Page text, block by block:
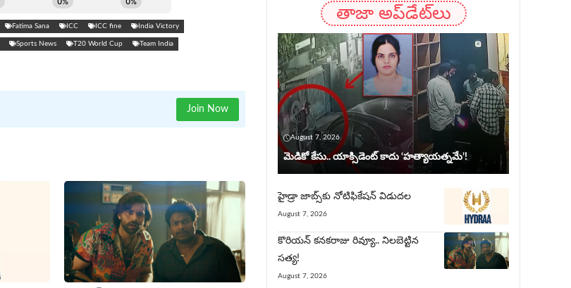
Fatima Sana ICC ICC fine India Victory
Sports News T20 World Cup Team India
Join Now
తాజా అప్‌డేట్‌లు
August 7, 2026
మెడికో కేసు.. యాక్సిడెంట్ కాదు ‘హత్యాయత్నమే’!
హైడ్రా జాబ్స్‌కు నోటిఫికేషన్ విడుదల
August 7, 2026
కొరియన్ కనకరాజు రివ్యూ.. నిలబెట్టిన
సత్య!
August 7, 2026